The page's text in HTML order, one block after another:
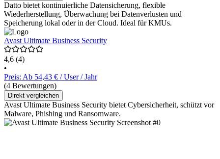
Datto bietet kontinuierliche Datensicherung, flexible
Wiederherstellung, Überwachung bei Datenverlusten und
Speicherung lokal oder in der Cloud. Ideal für KMUs.
Avast Ultimate Business Security
4,6 (4)
•
Preis: Ab 54,43 € / User / Jahr
(4 Bewertungen)
Direkt vergleichen
Avast Ultimate Business Security bietet Cybersicherheit, schützt vor
Malware, Phishing und Ransomware.